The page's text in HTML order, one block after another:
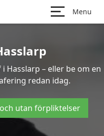
Menu
– eller be om en
redan idag.
utan förpliktelser